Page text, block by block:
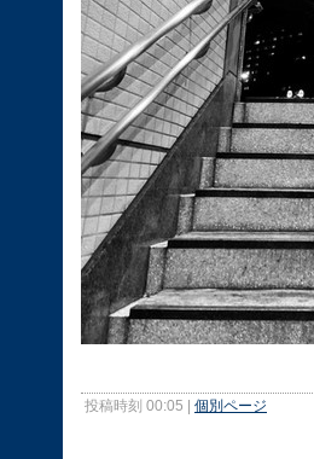
投稿時刻 00:05 | 個別ページ